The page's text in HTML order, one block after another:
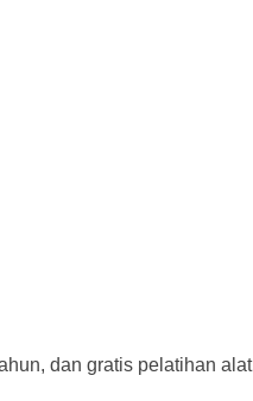
dan gratis pelatihan alat